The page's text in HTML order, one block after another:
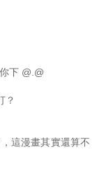
下 @.@
？
這漫畫其實還算不